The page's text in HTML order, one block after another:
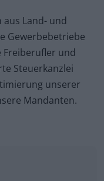
Land- und
Gewerbebetriebe
Freiberufler und
Steuerkanzlei
unserer
Mandanten.